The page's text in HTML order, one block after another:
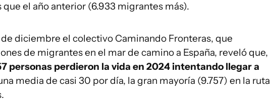
que el año anterior (6.933 migrantes más).
de diciembre el colectivo Caminando Fronteras, que
de migrantes en el mar de camino a España, reveló que,
personas perdieron la vida en 2024 intentando llegar a
media de casi 30 por día, la gran mayoría (9.757) en la ruta